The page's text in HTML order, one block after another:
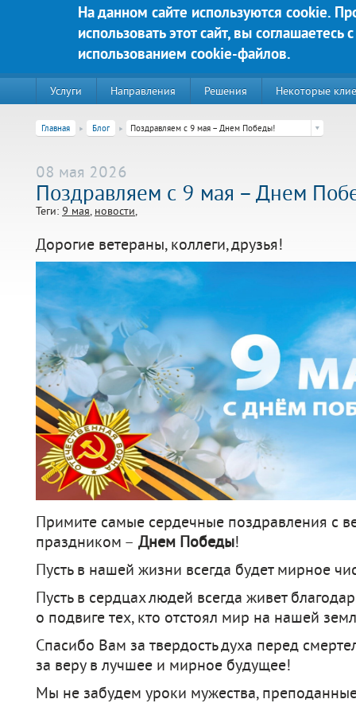
На данном сайте используются cookie.
использовать этот сайт, вы соглашаетесь с
использованием cookie-файлов.
Перейти к основному содержанию
220020, г. Минск, пр-т Победителей д. 89, корп. 3, этаж 5,
Контакты:
Техническая поддержка:
тел.:+375 (44) 555-90-25
support@bs-solutions.by
Приемная
+375 (44) 555-10-92
contact@bs-solutions.by
Бухгалтерия
+375 (44) 555-39-05
buh@bs-solutions.by
Яркие решения для Вашего
Услуги Направления Решения Некоторые
Главная Блог Поздравляем с 9 мая – Днем Победы!
08 мая 2026
Поздравляем с 9 мая – Днем
Теги: 9 мая новости
Дорогие ветераны, коллеги, друзья!
Примите самые сердечные поздравления с
праздником – Днем Победы!
Пусть в нашей жизни всегда будет мирное
Пусть в сердцах людей всегда живет
о подвиге тех, кто отстоял мир на нашей
Спасибо Вам за твердость духа перед
за веру в лучшее и мирное будущее!
Мы не забудем уроки мужества,